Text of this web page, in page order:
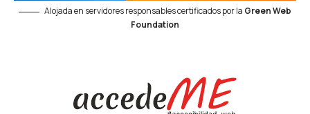
Alojada en servidores responsables certificados por la Green Web
Foundation